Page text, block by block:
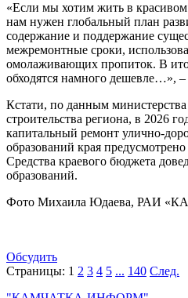
«Если мы хотим жить в
нам нужен глобальный план
содержание и поддержание
межремонтные сроки,
омолаживающих пропиток. В
обходятся намного дешевле…»,
Кстати, по данным
строительства региона, в 2026
капитальный ремонт улично-
образований края
Средства краевого бюджета
образований.
Фото Михаила Юдаева, РАИ
Обсудить
Страницы: 1 2 3 4 5 ... 140 След.